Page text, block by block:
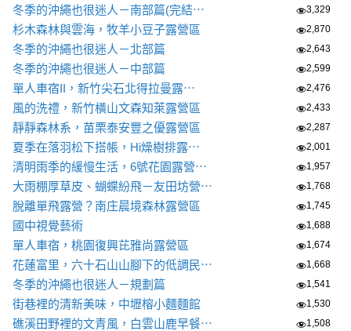
冬季的沖繩也很迷人－南部篇(完結⋯ 3,329
杉木森林與雲海，牧羊小豆子露營區 2,870
冬季的沖繩也很迷人－北部篇 2,643
冬季的沖繩也很迷人－中部篇 2,599
單人車宿II，新竹尖石北得拉曼露⋯ 2,476
風的洗禮，新竹橫山文森知萊露營區 2,433
靜靜森林系，苗栗泰安豐之優露營區 2,287
夏季在落羽松下搭帳，Hi燥樹排露⋯ 2,001
清明雨季的緩慢生活，6號花園露營⋯ 1,957
大雨棚厚草皮、蝴蝶紛飛－友田坊營⋯ 1,768
脫離單飛露營？南庄晨境森林露營區 1,745
國中視覺藝術 1,688
單人車宿，桃園復興芘雅尚露營區 1,674
花蓮富里，六十石山山腳下的低調民⋯ 1,668
冬季的沖繩也很迷人－規劃篇 1,541
街巷裡的清新美味，中壢榕小麵麵館 1,530
礁溪田野裡的文青風，白雲山鹿早餐⋯ 1,508